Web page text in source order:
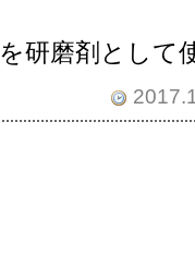
研磨剤として